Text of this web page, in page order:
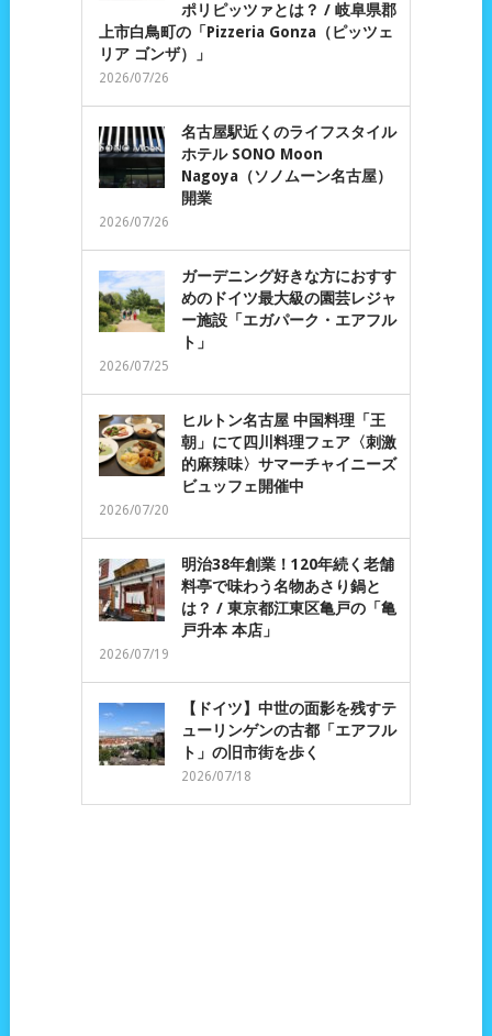
ポリピッツァとは？ / 岐阜県郡
上市白鳥町の「Pizzeria Gonza（ピッツェ
リア ゴンザ）」
2026/07/26
名古屋駅近くのライフスタイル
ホテル SONO Moon
Nagoya（ソノムーン名古屋）
開業
2026/07/26
ガーデニング好きな方におすす
めのドイツ最大級の園芸レジャ
ー施設「エガパーク・エアフル
ト」
2026/07/25
ヒルトン名古屋 中国料理「王
朝」にて四川料理フェア〈刺激
的麻辣味〉サマーチャイニーズ
ビュッフェ開催中
2026/07/20
明治38年創業！120年続く老舗
料亭で味わう名物あさり鍋と
は？ / 東京都江東区亀戸の「亀
戸升本 本店」
2026/07/19
【ドイツ】中世の面影を残すテ
ューリンゲンの古都「エアフル
ト」の旧市街を歩く
2026/07/18